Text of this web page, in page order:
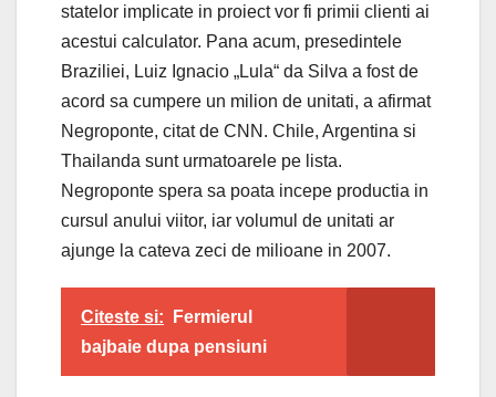
statelor implicate in proiect vor fi primii clienti ai
acestui calculator. Pana acum, presedintele
Braziliei, Luiz Ignacio „Lula“ da Silva a fost de
acord sa cumpere un milion de unitati, a afirmat
Negroponte, citat de CNN. Chile, Argentina si
Thailanda sunt urmatoarele pe lista.
Negroponte spera sa poata incepe productia in
cursul anului viitor, iar volumul de unitati ar
ajunge la cateva zeci de milioane in 2007.
Citeste si:
Fermierul
bajbaie dupa pensiuni